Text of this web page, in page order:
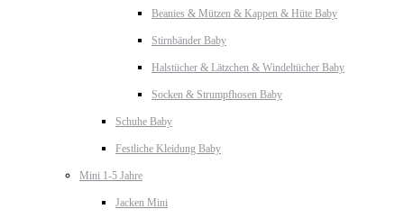
Beanies & Mützen & Kappen & Hüte Baby
Stirnbänder Baby
Halstücher & Lätzchen & Windeltücher Baby
Socken & Strumpfhosen Baby
Schuhe Baby
Festliche Kleidung Baby
Mini 1-5 Jahre
Jacken Mini